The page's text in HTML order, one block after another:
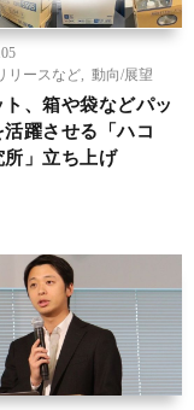
リースなど
動向/展望
ト、箱や袋などパッ
躍させる「ハコ
」立ち上げ